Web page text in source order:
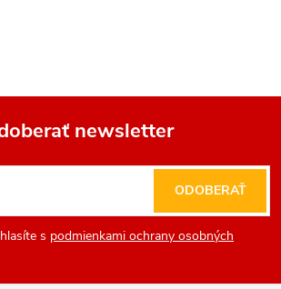
newsletter
s podmienkami ochrany osobných
ODOBERAŤ